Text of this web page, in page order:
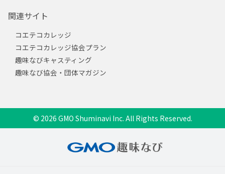
関連サイト
コエテコカレッジ
コエテコカレッジ協会プラン
趣味なびキャスティング
趣味なび協会・団体マガジン
© 2026 GMO Shuminavi Inc. All Rights Reserved.